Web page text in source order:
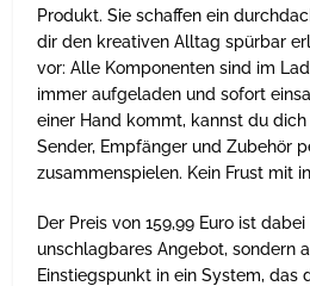
Produkt. Sie schaffen ein
dir den kreativen Alltag spürbar
vor: Alle Komponenten sind im
immer aufgeladen und sofort
einer Hand kommt, kannst du
Sender, Empfänger und Zubehör
zusammenspielen. Kein Frust mit
Der Preis von 159,99 Euro ist
unschlagbares Angebot, sondern
Einstiegspunkt in ein System, das